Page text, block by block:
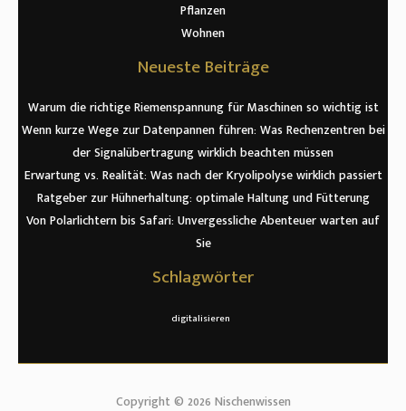
Pflanzen
Wohnen
Neueste Beiträge
Warum die richtige Riemenspannung für Maschinen so wichtig ist
Wenn kurze Wege zur Datenpannen führen: Was Rechenzentren bei
der Signalübertragung wirklich beachten müssen
Erwartung vs. Realität: Was nach der Kryolipolyse wirklich passiert
Ratgeber zur Hühnerhaltung: optimale Haltung und Fütterung
Von Polarlichtern bis Safari: Unvergessliche Abenteuer warten auf
Sie
Schlagwörter
digitalisieren
Copyright © 2026 Nischenwissen